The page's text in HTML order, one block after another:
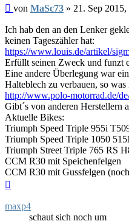
Beitrag
von MaSc73 » 21. Sep
Ich hab den an den Lenker
keinen Tageszähler hat:
https://www.louis.de/artikel/
Erfüllt seinen Zweck und funzt
Eine andere Überlegung war
Halteblech zu verbauen, so
http://www.polo-motorrad.de/
Gibt´s von anderen Herstellern
Aktuelle Bikes:
Triumph Speed Triple 955i
Triumph Speed Triple 1050
Triumph Street Triple 765 RS
CCM R30 mit Speichenfelgen
CCM R30 mit Gussfelgen
maxp4
schaut sich noch um